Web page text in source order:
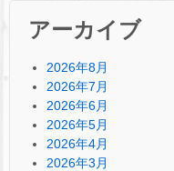
アーカイブ
2026年8月
2026年7月
2026年6月
2026年5月
2026年4月
2026年3月